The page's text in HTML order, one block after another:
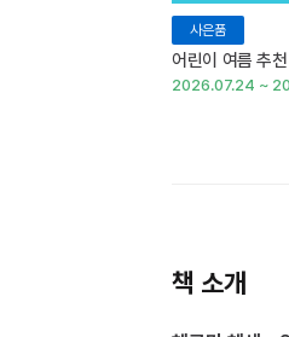
사은품
어린이 여름 추
2026.07.24 ~
책 소개